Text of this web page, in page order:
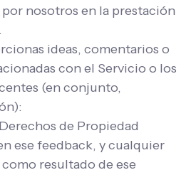
nosotros en la prestación
ideas, comentarios o
con el Servicio o los
(en conjunto,
de Propiedad
ese feedback, y cualquier
resultado de ese